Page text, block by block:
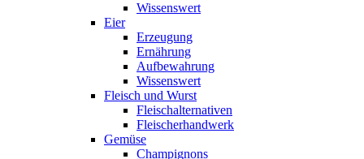
Wissenswert
Eier
Erzeugung
Ernährung
Aufbewahrung
Wissenswert
Fleisch und Wurst
Fleischalternativen
Fleischerhandwerk
Gemüse
Champignons